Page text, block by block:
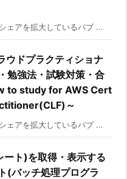
ェアを拡大しているパブ ...
ウドプラクティショナ
勉強法・試験対策・合
to study for AWS Cert
～
ェアを拡大しているパブ ...
ート)を取得・表示する
(バッチ処理プログラ